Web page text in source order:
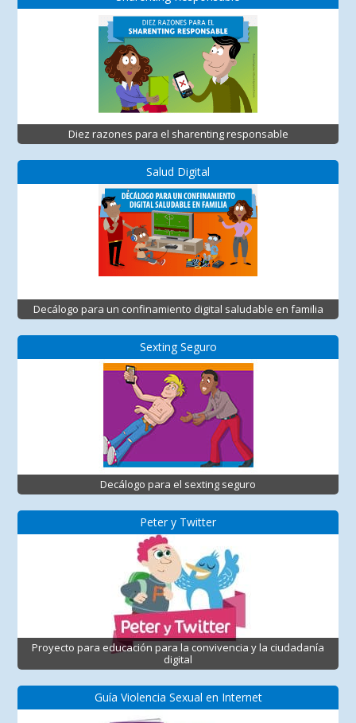
Diez razones para el sharenting responsable
Salud Digital
Decálogo para un confinamiento digital saludable en familia
Sexting Seguro
Decálogo para el sexting seguro
Peter y Twitter
Proyecto para educación para la convivencia y la ciudadanía
digital
Guía Violencia Sexual en Internet